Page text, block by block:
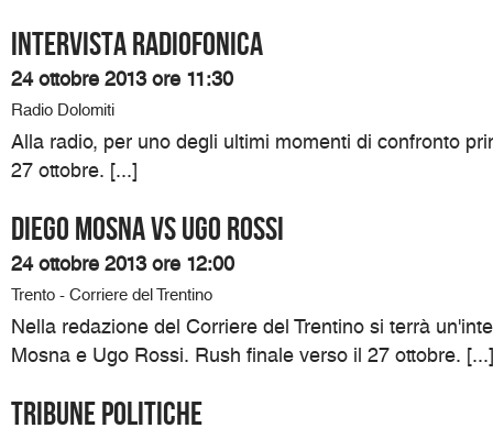
Intervista Radiofonica
24 ottobre 2013 ore 11:30
Radio Dolomiti
Alla radio, per uno degli ultimi momenti di confronto
27 ottobre. [...]
DIEGO MOSNA VS UGO ROSSI
24 ottobre 2013 ore 12:00
Trento - Corriere del Trentino
Nella redazione del Corriere del Trentino si terrà
Mosna e Ugo Rossi. Rush finale verso il 27 ottobre. [...]
TRIBUNE POLITICHE